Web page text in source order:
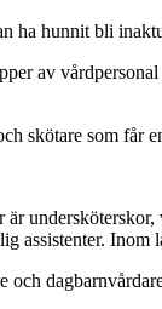
ha hunnit bli
av
skötare som
assistenter.
och